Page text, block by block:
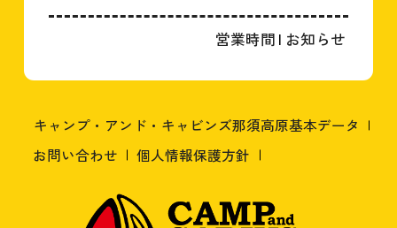
営業時間 | お知らせ
キャンプ・アンド・キャビンズ那須高原基本データ
お問い合わせ
個人情報保護方針